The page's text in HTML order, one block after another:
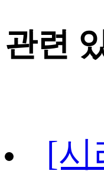
관련
[시